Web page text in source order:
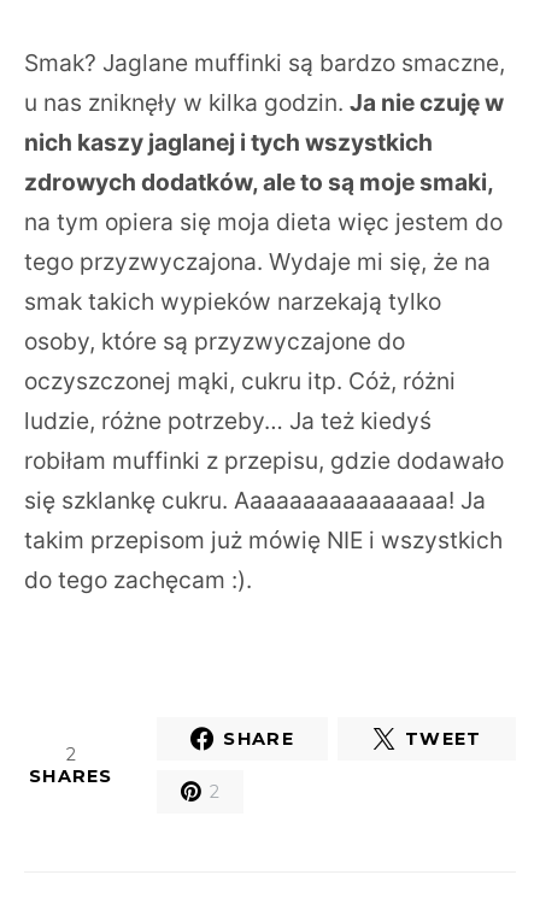
Smak? Jaglane muffinki są bardzo smaczne,
u nas zniknęły w kilka godzin. Ja nie czuję w
nich kaszy jaglanej i tych wszystkich
zdrowych dodatków, ale to są moje smaki,
na tym opiera się moja dieta więc jestem do
tego przyzwyczajona. Wydaje mi się, że na
smak takich wypieków narzekają tylko
osoby, które są przyzwyczajone do
oczyszczonej mąki, cukru itp. Cóż, różni
ludzie, różne potrzeby… Ja też kiedyś
robiłam muffinki z przepisu, gdzie dodawało
się szklankę cukru. Aaaaaaaaaaaaaaaa! Ja
takim przepisom już mówię NIE i wszystkich
do tego zachęcam :).
2
SHARES
SHARE TWEET
2